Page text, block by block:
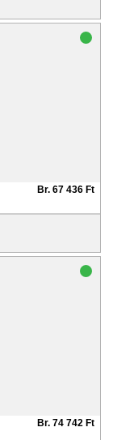
Br. 67 436 Ft
Br. 74 742 Ft